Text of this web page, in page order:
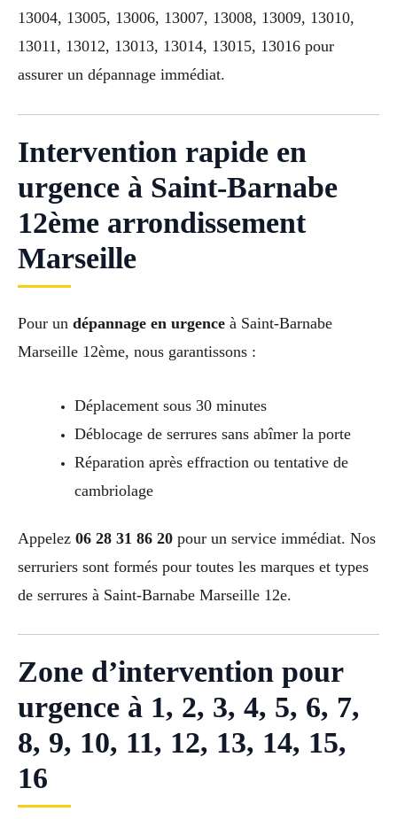
13004, 13005, 13006, 13007, 13008, 13009, 13010,
13011, 13012, 13013, 13014, 13015, 13016 pour
assurer un dépannage immédiat.
Intervention rapide en
urgence à Saint-Barnabe
12ème arrondissement
Marseille
Pour un dépannage en urgence à Saint-Barnabe
Marseille 12ème, nous garantissons :
Déplacement sous 30 minutes
Déblocage de serrures sans abîmer la porte
Réparation après effraction ou tentative de
cambriolage
Appelez 06 28 31 86 20 pour un service immédiat. Nos
serruriers sont formés pour toutes les marques et types
de serrures à Saint-Barnabe Marseille 12e.
Zone d’intervention pour
urgence à 1, 2, 3, 4, 5, 6, 7,
8, 9, 10, 11, 12, 13, 14, 15,
16